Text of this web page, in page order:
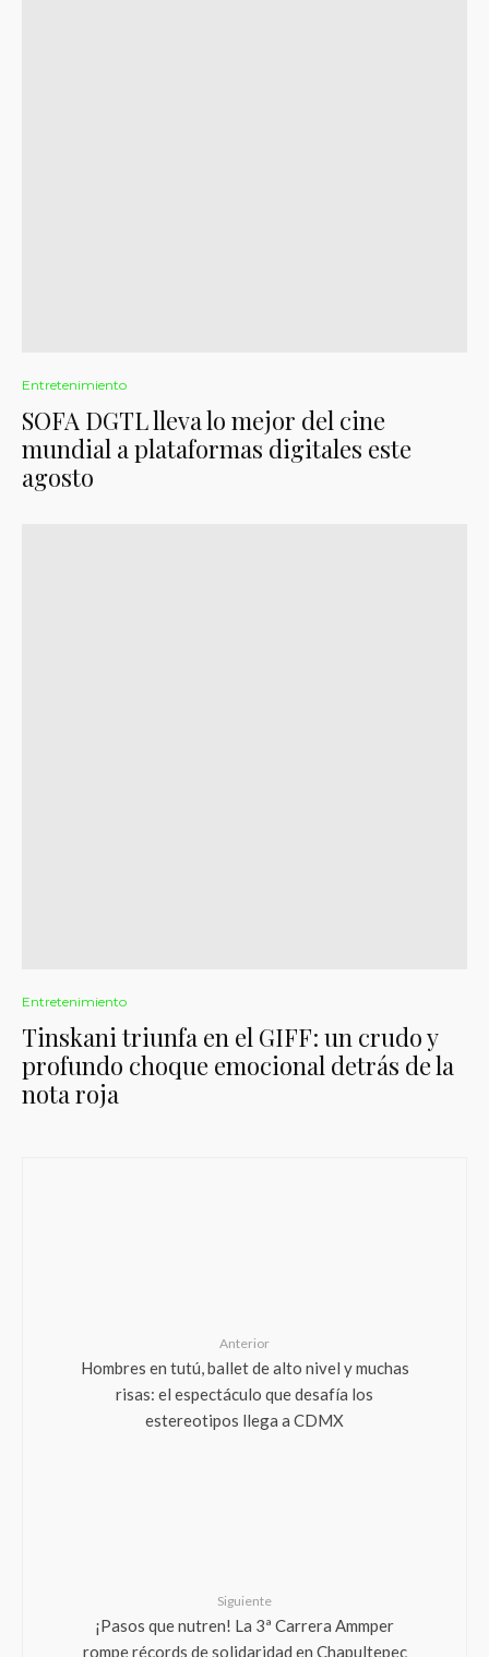
Entretenimiento
SOFA DGTL lleva lo mejor del cine
mundial a plataformas digitales este
agosto
Entretenimiento
Tinskani triunfa en el GIFF: un crudo y
profundo choque emocional detrás de la
nota roja
Anterior
Hombres en tutú, ballet de alto nivel y muchas
risas: el espectáculo que desafía los
estereotipos llega a CDMX
Siguiente
¡Pasos que nutren! La 3ª Carrera Ammper
rompe récords de solidaridad en Chapultepec